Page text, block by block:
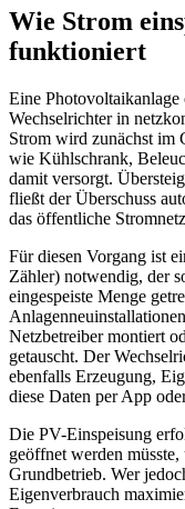
Wie Strom
funktioniert
Eine Photovoltaikanlage
Wechselrichter in
Strom wird zunächst im
wie Kühlschrank,
damit versorgt.
fließt der Überschuss
das öffentliche
Für diesen Vorgang ist
Zähler) notwendig, der
eingespeiste Menge
Netzbetreiber montiert
getauscht. Der
ebenfalls Erzeugung,
diese Daten per App
Die PV-Einspeisung
geöffnet werden
Grundbetrieb. Wer
Eigenverbrauch